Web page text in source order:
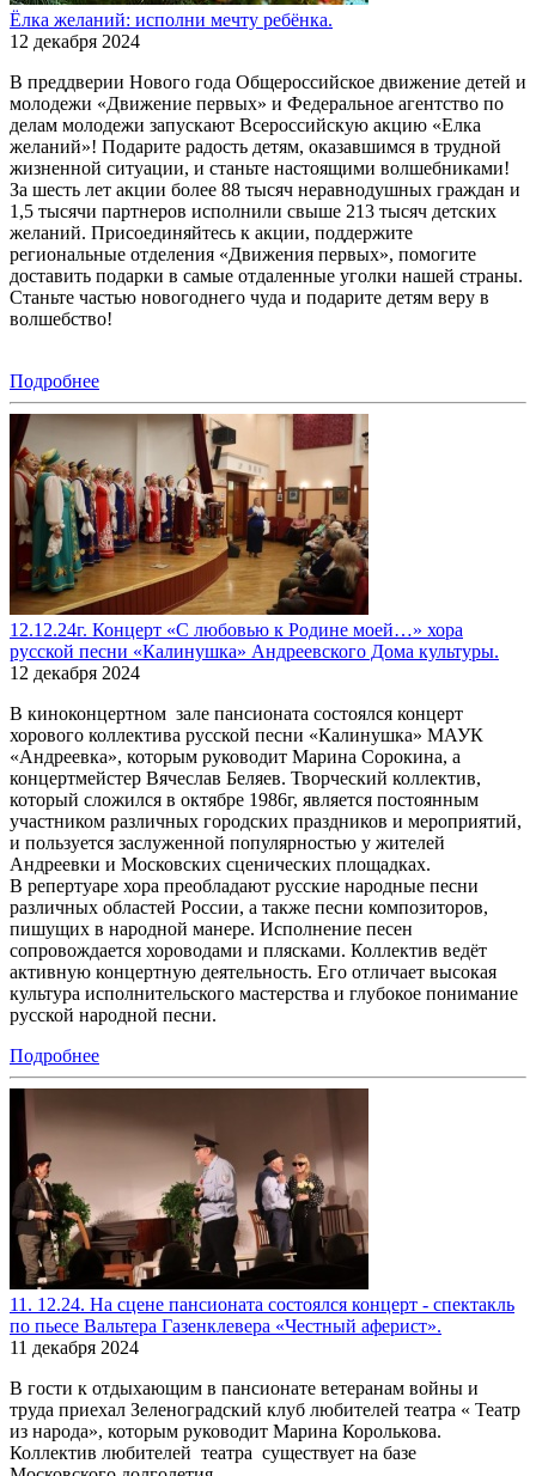
Ёлка желаний: исполни мечту ребёнка.
12 декабря 2024
В преддверии Нового года Общероссийское движение детей и
молодежи «Движение первых» и Федеральное агентство по
делам молодежи запускают Всероссийскую акцию «Елка
желаний»! Подарите радость детям, оказавшимся в трудной
жизненной ситуации, и станьте настоящими волшебниками!
За шесть лет акции более 88 тысяч неравнодушных граждан и
1,5 тысячи партнеров исполнили свыше 213 тысяч детских
желаний. Присоединяйтесь к акции, поддержите
региональные отделения «Движения первых», помогите
доставить подарки в самые отдаленные уголки нашей страны.
Станьте частью новогоднего чуда и подарите детям веру в
волшебство!
Подробнее
12.12.24г. Концерт «С любовью к Родине моей…» хора
русской песни «Калинушка» Андреевского Дома культуры.
12 декабря 2024
В киноконцертном зале пансионата состоялся концерт
хорового коллектива русской песни «Калинушка» МАУК
«Андреевка», которым руководит Марина Сорокина, а
концертмейстер Вячеслав Беляев. Творческий коллектив,
который сложился в октябре 1986г, является постоянным
участником различных городских праздников и мероприятий,
и пользуется заслуженной популярностью у жителей
Андреевки и Московских сценических площадках.
В репертуаре хора преобладают русские народные песни
различных областей России, а также песни композиторов,
пишущих в народной манере. Исполнение песен
сопровождается хороводами и плясками. Коллектив ведёт
активную концертную деятельность. Его отличает высокая
культура исполнительского мастерства и глубокое понимание
русской народной песни.
Подробнее
11. 12.24. На сцене пансионата состоялся концерт - спектакль
по пьесе Вальтера Газенклевера «Честный аферист».
11 декабря 2024
В гости к отдыхающим в пансионате ветеранам войны и
труда приехал Зеленоградский клуб любителей театра « Театр
из народа», которым руководит Марина Королькова.
Коллектив любителей театра существует на базе